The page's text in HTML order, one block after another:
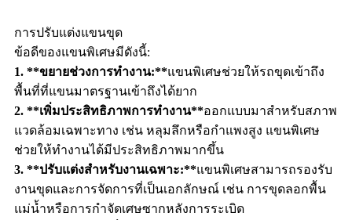
การปรับแต่งแขนขุด
ข้อดีของแขนพิเศษมีดังนี้:
1. **ขยายช่วงการทำงาน:**แขนพิเศษช่วยให้รถขุดเข้าถึง
พื้นที่ที่แขนมาตรฐานเข้าถึงได้ยาก
2. **เพิ่มประสิทธิภาพการทำงาน**ออกแบบมาสำหรับสภาพ
แวดล้อมเฉพาะทาง เช่น หลุมลึกหรือกำแพงสูง แขนพิเศษ
ช่วยให้ทำงานได้มีประสิทธิภาพมากขึ้น
3. **ปรับแต่งสำหรับงานเฉพาะ:**แขนพิเศษสามารถรองรับ
งานขุดและการจัดการที่เป็นเอกลักษณ์ เช่น การขุดลอกพื้น
แม่น้ำหรือการกำจัดเศษซากหลังการระเบิด